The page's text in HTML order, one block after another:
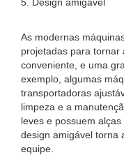
As modernas
projetadas para tornar
conveniente, e uma
exemplo, algumas
transportadoras
limpeza e a
leves e possuem
design amigável torna
equipe.